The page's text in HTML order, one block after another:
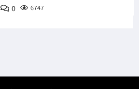
0 6747